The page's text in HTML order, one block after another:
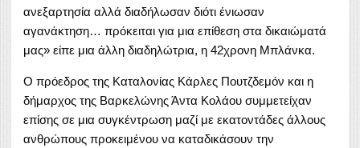
ανεξαρτησία αλλά διαδήλωσαν διότι ένιωσαν
αγανάκτηση… πρόκειται για μια επίθεση στα δικαιώματά
μας» είπε μια άλλη διαδηλώτρια, η 42χρονη Μπλάνκα.
Ο πρόεδρος της Καταλονίας Κάρλες Πουτζδεμόν και η
δήμαρχος της Βαρκελώνης Άντα Κολάου συμμετείχαν
επίσης σε μια συγκέντρωση μαζί με εκατοντάδες άλλους
ανθρώπους προκειμένου να καταδικάσουν την